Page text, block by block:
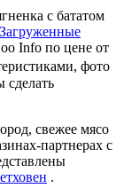
с бататом
Загруженные
Info по цене от
фото
сделать
свежее мясо
партнерах с
.